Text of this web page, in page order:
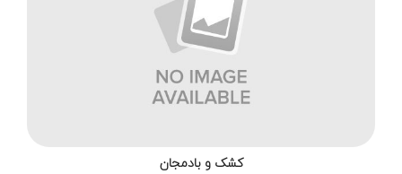
کشک و بادمجان